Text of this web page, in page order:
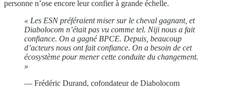
personne n’ose encore leur confier à grande échelle.
« Les ESN préféraient miser sur le cheval gagnant, et
Diabolocom n’était pas vu comme tel. Niji nous a fait
confiance. On a gagné BPCE. Depuis, beaucoup
d’acteurs nous ont fait confiance. On a besoin de cet
écosystème pour mener cette conduite du changement.
»
— Frédéric Durand, cofondateur de Diabolocom